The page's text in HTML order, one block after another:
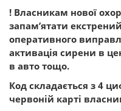
! Власникам нової
запам’ятати
оперативного
активація сирени в
в авто тощо.
Код складається з 4
червоній карті